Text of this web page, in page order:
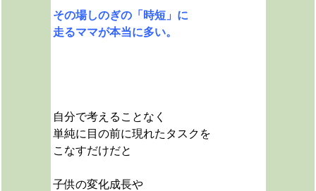
その場しのぎの「時短」に
走るママが本当に多い。
自分で考えることなく
単純に目の前に現れたタスクを
こなすだけだと
子供の変化成長や